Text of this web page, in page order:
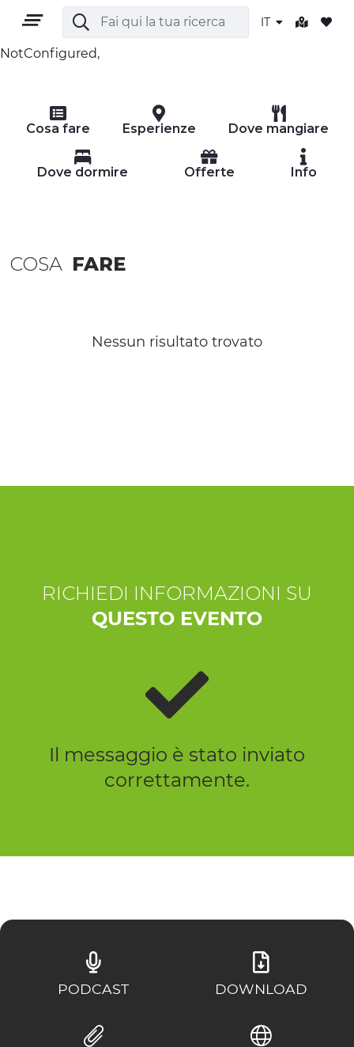
IT
OUTDOOR
NATURA E BENESSERE
NotConfigured,
Cosa fare Esperienze Dove mangiare
Dove dormire Offerte Info
COSA FARE
Nessun risultato trovato
RICHIEDI INFORMAZIONI SU
QUESTO EVENTO
Il messaggio è stato inviato
correttamente.
PODCAST DOWNLOAD